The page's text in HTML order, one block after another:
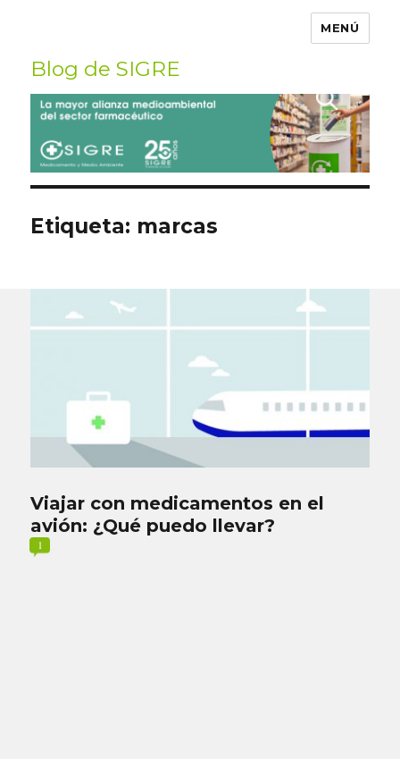
MENÚ
Blog de SIGRE
Buscar
por:
Etiqueta: marcas
Viajar con medicamentos en el
avión: ¿Qué puedo llevar?
1